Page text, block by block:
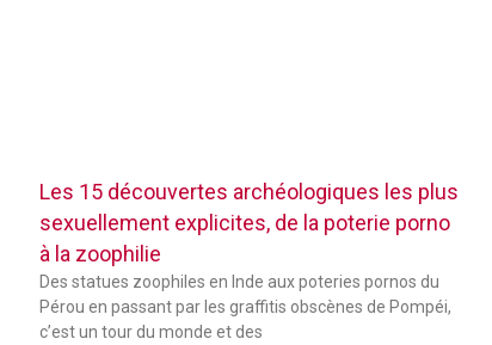
Les 15 découvertes archéologiques les plus
sexuellement explicites, de la poterie porno
à la zoophilie
Des statues zoophiles en Inde aux poteries pornos du
Pérou en passant par les graffitis obscènes de Pompéi,
c’est un tour du monde et des